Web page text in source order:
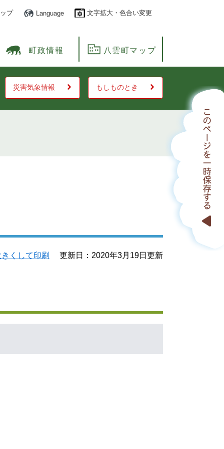
プ Language 文字拡大・色合い変更
町政情報 八雲町マップ
災害気象情報 もしものとき
くして印刷 更新日：2020年3月19日更新